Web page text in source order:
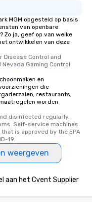
MGM opgesteld op basis
van openbare
ja, geef op van welke
ontwikkelen van deze
Disease Control and
Gaming Control
en
die
restaurants,
worden
disinfected regularly,
Self-service machines
is approved by the EPA
19.
weergeven
aan het Cvent Supplier